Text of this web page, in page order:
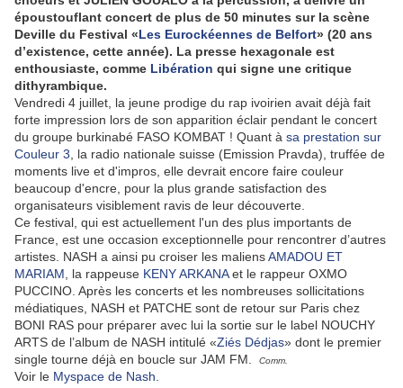
époustouflant concert de plus de 50 minutes sur la scène
Deville du Festival «Les Eurockéennes de Belfort» (20 ans
d’existence, cette année). La presse hexagonale est
enthousiaste, comme Libération qui signe une critique
dithyrambique.
Vendredi 4 juillet, la jeune prodige du rap ivoirien avait déjà fait
forte impression lors de son apparition éclair pendant le concert
du groupe burkinabé FASO KOMBAT ! Quant à sa prestation sur
Couleur 3 , la radio nationale suisse (Emission Pravda), truffée de
moments live et d'impros, elle devrait encore faire couleur
beaucoup d'encre, pour la plus grande satisfaction des
organisateurs visiblement ravis de leur découverte.
Ce festival, qui est actuellement l'un des plus importants de
France, est une occasion exceptionnelle pour rencontrer d’autres
artistes. NASH a ainsi pu croiser les maliensAMADOU ET
MARIAM , la rappeuse KENY ARKANAet le rappeur OXMO
PUCCINO. Après les concerts et les nombreuses sollicitations
médiatiques, NASH et PATCHE sont de retour sur Paris chez
BONI RAS pour préparer avec lui la sortie sur le label NOUCHY
ARTS de l’album de NASH intitulé «Ziés Dédjas» dont le premier
single tourne déjà en boucle sur JAM FM.
Comm.
Voir le Myspace de Nash